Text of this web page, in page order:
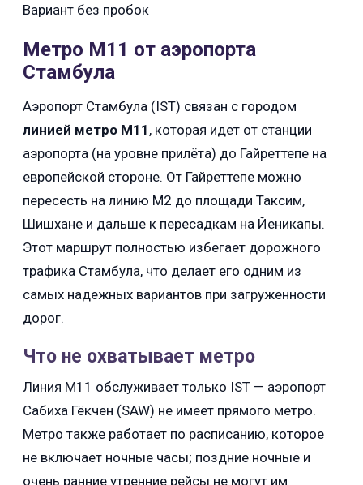
Вариант без пробок
Метро M11 от аэропорта
Стамбула
Аэропорт Стамбула (IST) связан с городом
линией метро M11 , которая идет от станции
аэропорта (на уровне прилёта) до Гайреттепе на
европейской стороне. От Гайреттепе можно
пересесть на линию M2 до площади Таксим,
Шишхане и дальше к пересадкам на Йеникапы.
Этот маршрут полностью избегает дорожного
трафика Стамбула, что делает его одним из
самых надежных вариантов при загруженности
дорог.
Что не охватывает метро
Линия M11 обслуживает только IST — аэропорт
Сабиха Гёкчен (SAW) не имеет прямого метро.
Метро также работает по расписанию, которое
не включает ночные часы; поздние ночные и
очень ранние утренние рейсы не могут им